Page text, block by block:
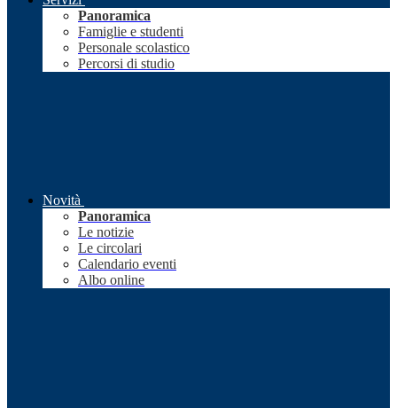
Panoramica
Famiglie e studenti
Personale scolastico
Percorsi di studio
Novità
Panoramica
Le notizie
Le circolari
Calendario eventi
Albo online